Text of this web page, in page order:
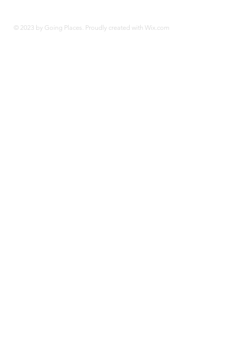
© 2023 by Going Places. Proudly created with Wix.com